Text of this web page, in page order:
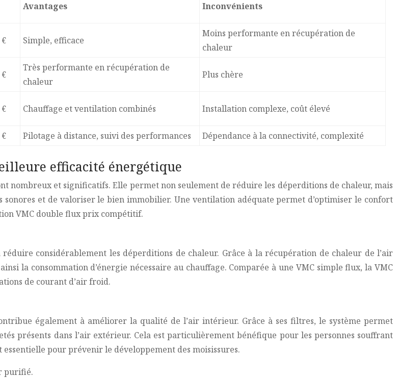
Avantages Inconvénients
Simple, efficace
Moins performante en récupération de
chaleur
Très performante en récupération de
chaleur
Plus chère
Chauffage et ventilation combinés Installation complexe, coût élevé
Pilotage à distance, suivi des performances Dépendance à la connectivité, complexité
efficacité énergétique
nombreux et significatifs. Elle permet non seulement de réduire les déperditions de chaleur, mais
et de valoriser le bien immobilier. Une ventilation adéquate permet d’optimiser le confort
VMC double flux prix compétitif.
considérablement les déperditions de chaleur. Grâce à la récupération de chaleur de l’air
la consommation d’énergie nécessaire au chauffage. Comparée à une VMC simple flux, la VMC
de courant d’air froid.
également à améliorer la qualité de l’air intérieur. Grâce à ses filtres, le système permet
présents dans l’air extérieur. Cela est particulièrement bénéfique pour les personnes souffrant
pour prévenir le développement des moisissures.
purifié.